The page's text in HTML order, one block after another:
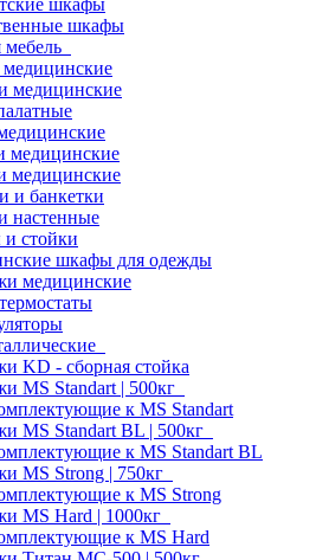
шкафы
шкафы
медицинские
медицинские
медицинские
и банкетки
настенные
стойки
шкафы для одежды
медицинские
KD - сборная стойка
MS Standart | 500кг
к MS Standart
MS Standart BL | 500кг
к MS Standart BL
MS Strong | 750кг
к MS Strong
MS Hard | 1000кг
к MS Hard